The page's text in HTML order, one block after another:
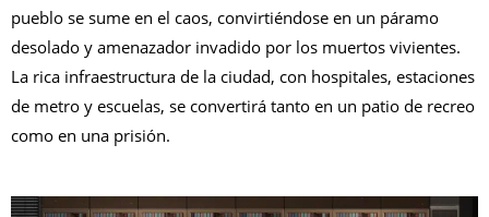
pueblo se sume en el caos, convirtiéndose en un páramo
desolado y amenazador invadido por los muertos vivientes.
La rica infraestructura de la ciudad, con hospitales, estaciones
de metro y escuelas, se convertirá tanto en un patio de recreo
como en una prisión.